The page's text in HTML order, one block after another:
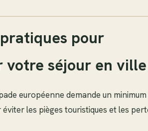
pour
votre séjour en ville
européenne demande un
les pièges touristiques et les